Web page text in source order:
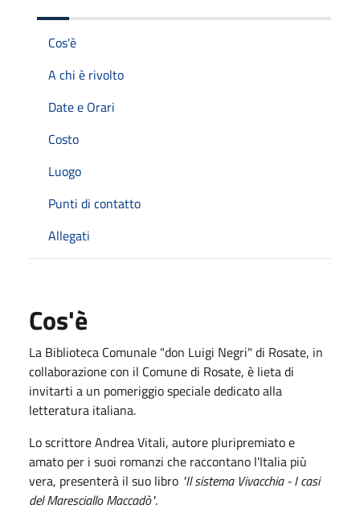
Cos'è
A chi è rivolto
Date e Orari
Costo
Luogo
Punti di contatto
Allegati
Cos'è
La Biblioteca Comunale "don Luigi Negri" di Rosate, in
collaborazione con il Comune di Rosate, è lieta di
invitarti a un pomeriggio speciale dedicato alla
letteratura italiana.
Lo scrittore Andrea Vitali, autore pluripremiato e
amato per i suoi romanzi che raccontano l'Italia più
vera, presenterà il suo libro "Il sistema Vivacchia - I casi
del Maresciallo Maccadò".